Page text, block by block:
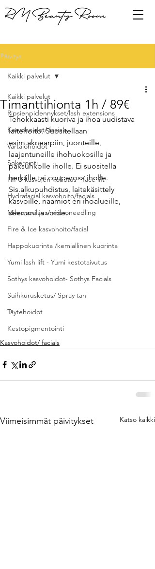
Päivitys
Kaikki palvelut
Ripsienpidennykset/lash extensions
Kasvohoidot/ facials
Vartalohoidot
Sokerointi
HIFU kasvojen kohotus - face lift
Hydrafacial kasvohoito/facials
Mikroneulaus/ microneedling
Fire & Ice kasvohoito/facial
Happokuorinta /kemiallinen kuorinta
Yumi lash lift - Yumi kestotaivutus
Sothys kasvohoidot- Sothys Facials
Suihkurusketus/ Spray tan
Täytehoidot
Kestopigmentointi
Kaikki palvelut
Timanttihionta 1h / 89€
Tehokkaasti kuoriva ja ihoa uudistava
laitehoito. Suositellaan
esim.aknearpiin, juonteille,
laajentuneille ihohuokosille ja
paksuhkolle iholle. Ei suositella
herkälle tai couperosa iholle.
Sis.alkupuhdistus, laitekäsittely
kasvoille, naamiot eri ihoalueille,
seerumi ja voide.
Kasvohoidot/ facials
Viimeisimmät päivitykset Katso kaikki